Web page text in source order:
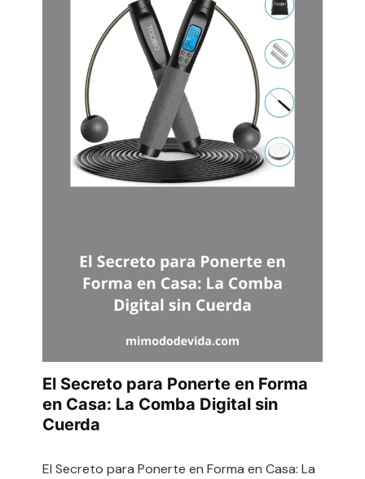
El Secreto para Ponerte en Forma
en Casa: La Comba Digital sin
Cuerda
El Secreto para Ponerte en Forma en Casa: La